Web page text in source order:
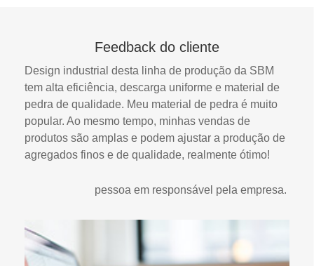
Feedback do cliente
Design industrial desta linha de produção da SBM
tem alta eficiência, descarga uniforme e material de
pedra de qualidade. Meu material de pedra é muito
popular. Ao mesmo tempo, minhas vendas de
produtos são amplas e podem ajustar a produção de
agregados finos e de qualidade, realmente ótimo!
pessoa em responsável pela empresa.